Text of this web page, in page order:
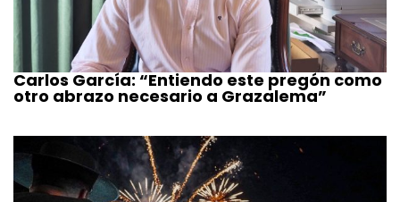
Carlos García: “Entiendo este pregón como
otro abrazo necesario a Grazalema”